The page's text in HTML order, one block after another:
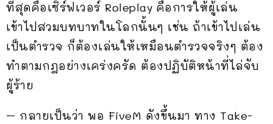
ที่สุดคือเซิร์ฟเวอร์ Roleplay คือการให้ผู้เล่น
เข้าไปสวมบทบาทในโลกนั้นๆ เช่น ถ้าเข้าไปเล่น
เป็นตำรวจ ก็ต้องเล่นให้เหมือนตำรวจจริงๆ ต้อง
ทำตามกฎอย่างเคร่งครัด ต้องปฏิบัติหน้าที่ไล่จับ
ผู้ร้าย
– กลายเป็นว่า พอ FiveM ดังขึ้นมา ทาง Take-